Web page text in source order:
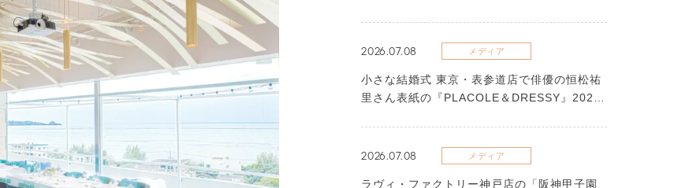
2026.07.08 メディア
​小さな結婚式 東京・表参道店で俳優の恒松祐
里さん表紙の『PLACOLE＆DRESSY』2026
2026.07.08 メディア
ラヴィ・ファクトリー神戸店の「阪神甲子園